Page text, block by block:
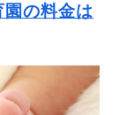
の料金は